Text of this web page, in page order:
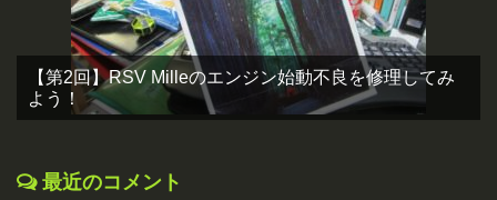
【第2回】RSV Milleのエンジン始動不良を修理してみ
よう！
最近のコメント